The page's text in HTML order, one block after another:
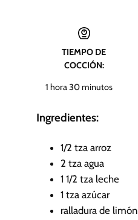
TIEMPO DE
COCCIÓN:
1h
r
a
hora30m
n
o
s
minutos
Ingredientes:
1/2 tza arroz
2 tza agua
1 1/2 tza leche
1 tza azúcar
ralladura de limón